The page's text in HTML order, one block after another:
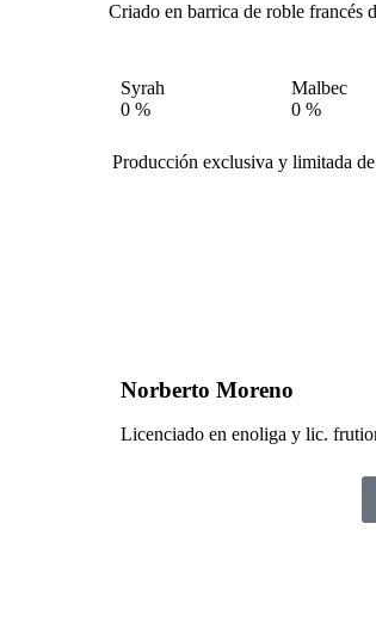
Criado en barrica de roble francés
Syrah
0 %
Malbec
0 %
Producción exclusiva y limitada
Norberto Moreno
Licenciado en enoliga y lic.